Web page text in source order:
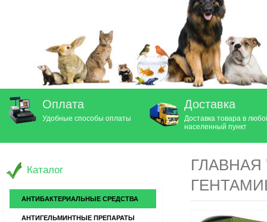
Оплата
Удобные способы оплаты
Доставка
Доставка товара в
населенный пункт
ГЛАВНАЯ
Каталог
АНТИБАКТЕРИАЛЬНЫЕ СРЕДСТВА
АНТИГЕЛЬМИНТНЫЕ ПРЕПАРАТЫ